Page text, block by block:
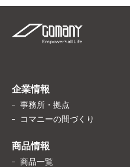
企業情報
事務所・拠点
コマニーの間づくり
商品情報
商品一覧